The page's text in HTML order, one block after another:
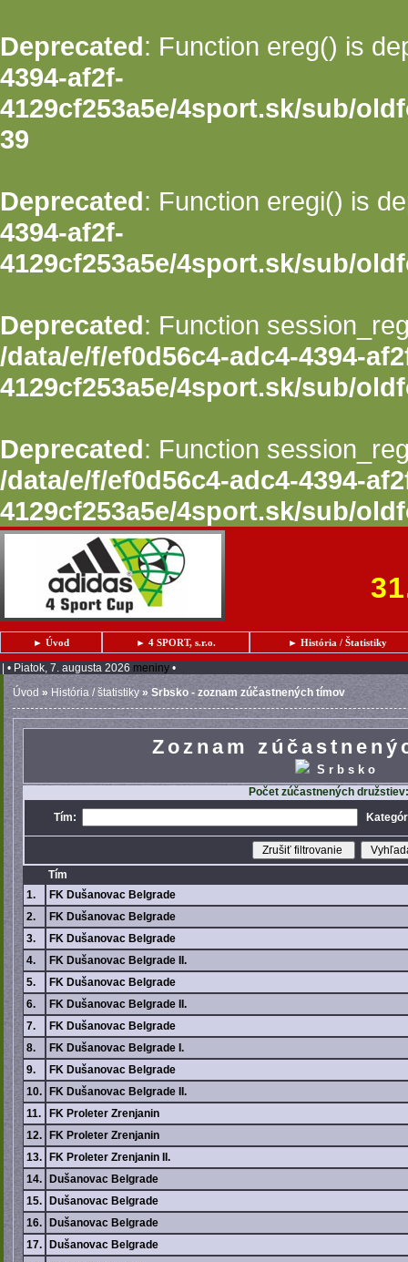
Deprecated: Function ereg() is
4394-af2f-
4129cf253a5e/4sport.sk/sub/
39
Deprecated: Function eregi() is
4394-af2f-
4129cf253a5e/4sport.sk/sub/
Deprecated: Function
/data/e/f/ef0d56c4-adc4-4394-
4129cf253a5e/4sport.sk/sub/
Deprecated: Function
/data/e/f/ef0d56c4-adc4-4394-
4129cf253a5e/4sport.sk/sub/
► Úvod ► 4 SPORT, s.r.o. ► História / Štatistiky
| • Piatok, 7. augusta 2026 meniny •
Úvod » História / štatistiky »Srbsko - zoznam zúčastnených tímov
Zoznam
Srbsko
Počet zúčastnených
Tím:
Tím
1.
FK Dušanovac Belgrade
2.
FK Dušanovac Belgrade
3.
FK Dušanovac Belgrade
4.
FK Dušanovac Belgrade II.
5.
FK Dušanovac Belgrade
6.
FK Dušanovac Belgrade II.
7.
FK Dušanovac Belgrade
8.
FK Dušanovac Belgrade I.
9.
FK Dušanovac Belgrade
10.
FK Dušanovac Belgrade II.
11.
FK Proleter Zrenjanin
12.
FK Proleter Zrenjanin
13.
FK Proleter Zrenjanin II.
14.
Dušanovac Belgrade
15.
Dušanovac Belgrade
16.
Dušanovac Belgrade
17.
Dušanovac Belgrade